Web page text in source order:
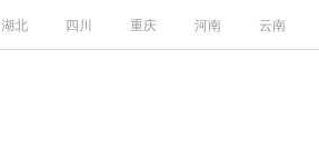
湖北 四川 重庆 河南 云南